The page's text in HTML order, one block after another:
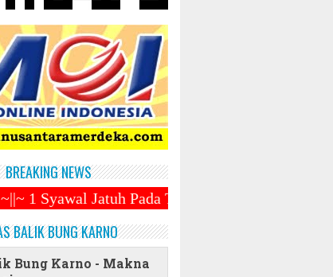
BREAKING NEWS
Pada Tanggal 31 Maret 2025 ~||~
BALIK BUNG KARNO
Bung Karno - Makna